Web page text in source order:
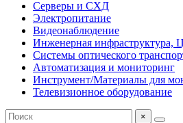
Серверы и СХД
Электропитание
Видеонаблюдение
Инженерная инфраструктура,
Системы оптического
Автоматизация и мониторинг
Инструмент/Материалы для
Телевизионное оборудование
×